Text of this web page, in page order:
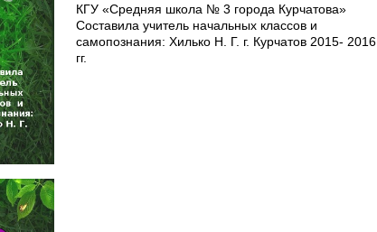
КГУ «Средняя школа № 3 города Курчатова»
Составила учитель начальных классов и
самопознания: Хилько Н. Г. г. Курчатов 2015- 2016
гг.